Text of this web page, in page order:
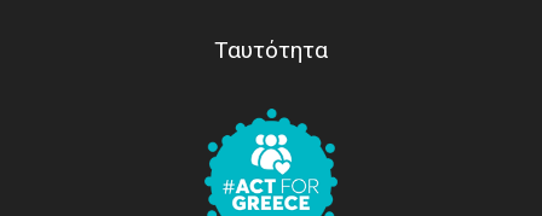
Ταυτότητα